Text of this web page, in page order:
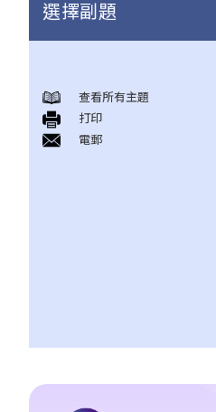
選擇副題
1. 口頭說出的誹謗事情，是否通
甚麼我們需要區分「永久形式誹
2. 在香港，甚麼法庭會審理誹謗
不同的敏感度，我應該用甚麼
查看所有主題
打印
電郵